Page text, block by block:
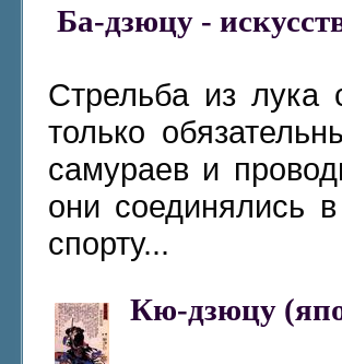
Ба-дзюцу -
Стрельба из
только
самураев и
они соединялись
спорту...
Кю-дзюцу